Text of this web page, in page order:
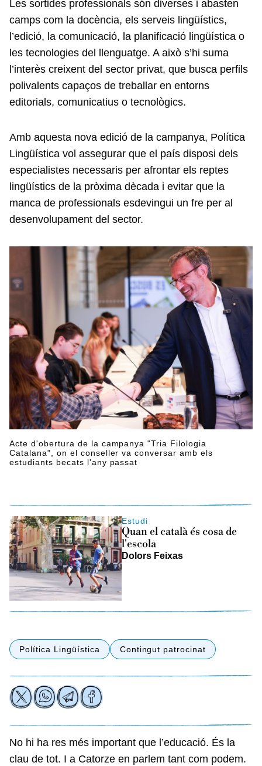
Les sortides professionals són diverses i abasten
camps com la docència, els serveis lingüístics,
l’edició, la comunicació, la planificació lingüística o
les tecnologies del llenguatge. A això s’hi suma
l’interès creixent del sector privat, que busca perfils
polivalents capaços de treballar en entorns
editorials, comunicatius o tecnològics.
Amb aquesta nova edició de la campanya, Política
Lingüística vol assegurar que el país disposi dels
especialistes necessaris per afrontar els reptes
lingüístics de la pròxima dècada i evitar que la
manca de professionals esdevingui un fre per al
desenvolupament del sector.
Acte d'obertura de la campanya "Tria Filologia
Catalana", on el conseller va conversar amb els
estudiants becats l'any passat
Estudi
Quan el català és cosa de
l'escola
Dolors Feixas
Política Lingüística Contingut patrocinat
No hi ha res més important que l’educació. És la
clau de tot. I a Catorze en parlem tant com podem.